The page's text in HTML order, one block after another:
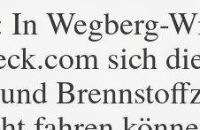
Wegberg-
sich